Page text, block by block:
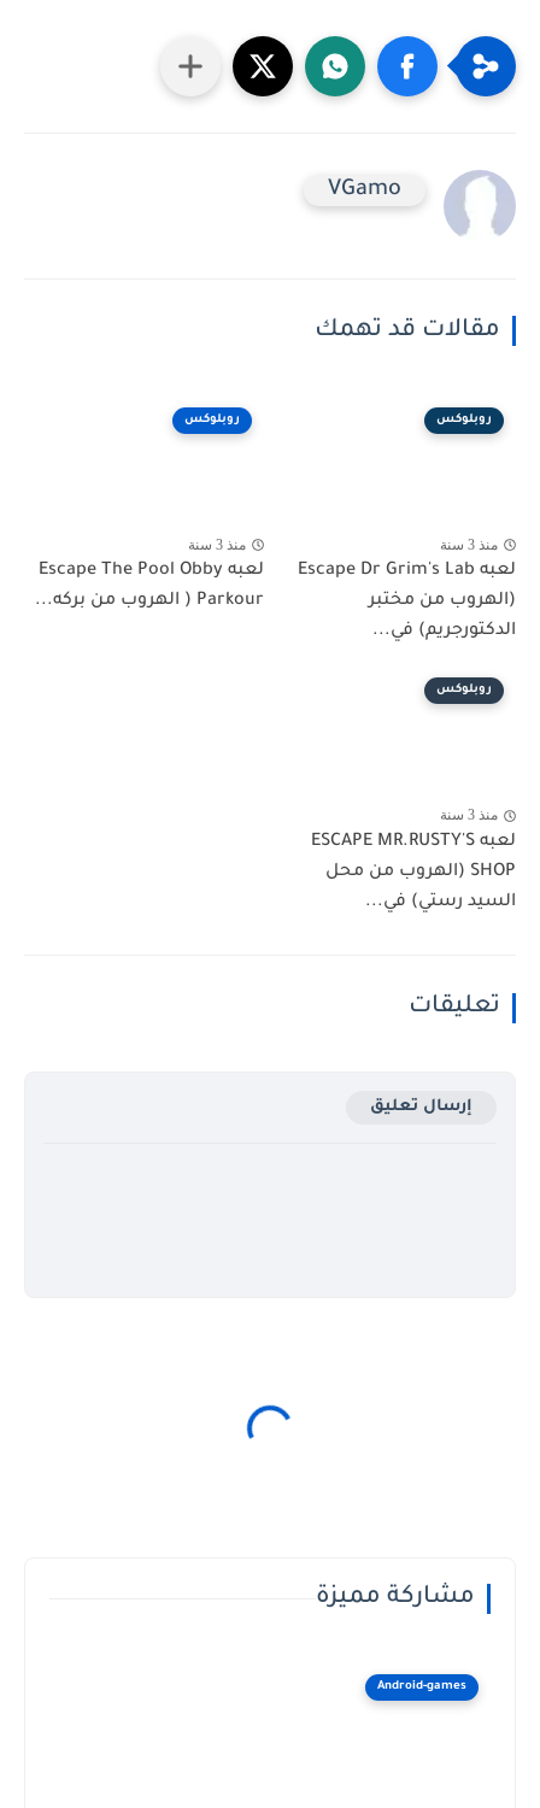
VGamo
مقالات قد تهمك
روبلوكس
منذ 3 سنة
لعبه Escape Dr Grim's Lab
(الهروب من مختبر
الدكتورجريم) في...
روبلوكس
منذ 3 سنة
لعبه Escape The Pool Obby
Parkour ( الهروب من بركه...
روبلوكس
منذ 3 سنة
لعبه ESCAPE MR.RUSTY'S
SHOP (الهروب من محل
السيد رستي) في...
تعليقات
إرسال تعليق
مشاركة مميزة
Android-games